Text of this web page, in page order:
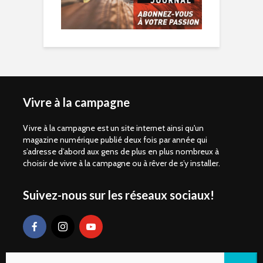
Vivre à la campagne
Vivre à la campagne est un site internet ainsi qu'un
magazine numérique publié deux fois par année qui
s’adresse d’abord aux gens de plus en plus nombreux à
choisir de vivre à la campagne ou à rêver de s’y installer.
Suivez-nous sur les réseaux sociaux!